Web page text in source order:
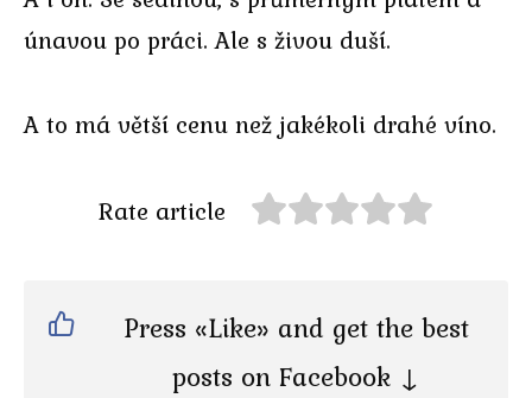
únavou po práci. Ale s živou duší.
A to má větší cenu než jakékoli drahé víno.
Rate article
Press «Like» and get the best
posts on Facebook ↓